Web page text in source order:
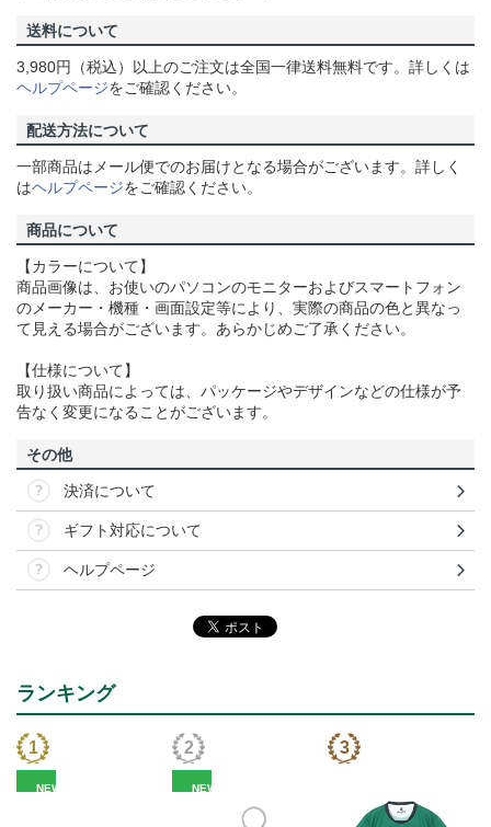
送料について
3,980円（税込）以上のご注文は全国一律送料無料です。詳しくは
ヘルプページをご確認ください。
配送方法について
一部商品はメール便でのお届けとなる場合がございます。詳しく
はヘルプページをご確認ください。
商品について
【カラーについて】
商品画像は、お使いのパソコンのモニターおよびスマートフォン
のメーカー・機種・画面設定等により、実際の商品の色と異なっ
て見える場合がございます。あらかじめご了承ください。
【仕様について】
取り扱い商品によっては、パッケージやデザインなどの仕様が予
告なく変更になることがございます。
その他
決済について
ギフト対応について
ヘルプページ
ランキング
NEW NEW